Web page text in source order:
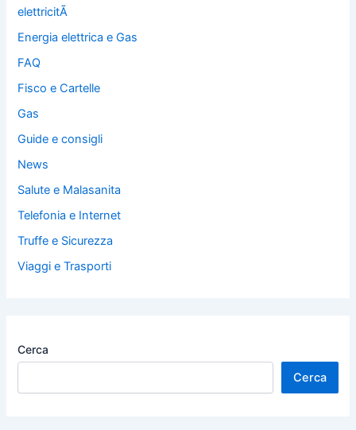
elettricitÃ
Energia elettrica e Gas
FAQ
Fisco e Cartelle
Gas
Guide e consigli
News
Salute e Malasanita
Telefonia e Internet
Truffe e Sicurezza
Viaggi e Trasporti
Cerca
Cerca